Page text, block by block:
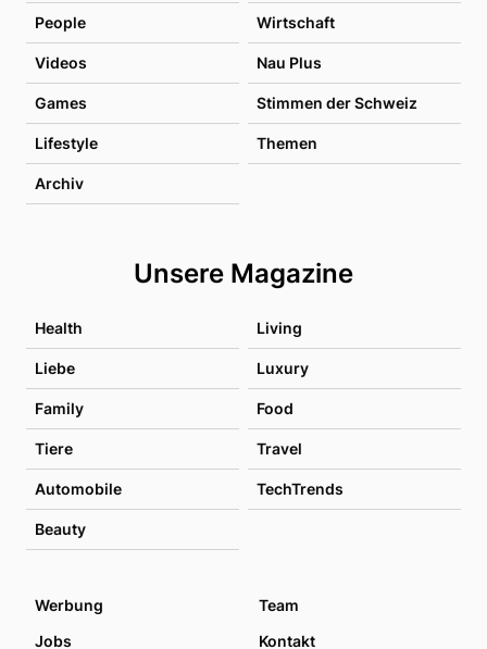
People Wirtschaft
Videos Nau Plus
Games Stimmen der Schweiz
Lifestyle Themen
Archiv
Unsere Magazine
Health Living
Liebe Luxury
Family Food
Tiere Travel
Automobile TechTrends
Beauty
Werbung
Team
Jobs
Kontakt